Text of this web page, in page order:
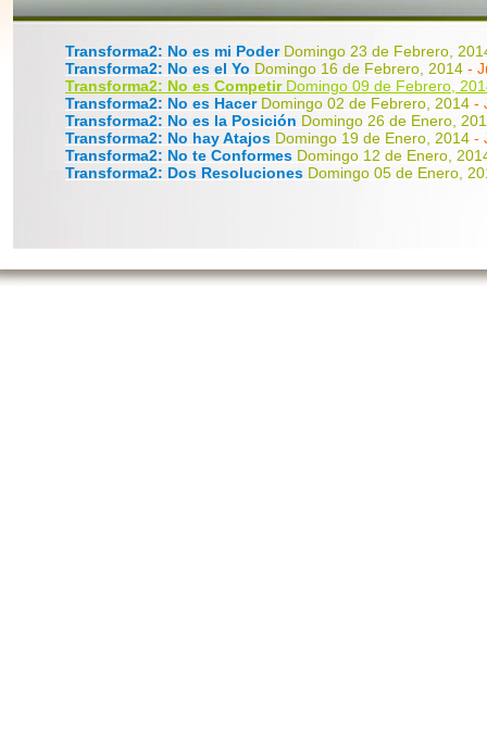
Transforma2: No es mi Poder Domingo 23 de Febrero,
Transforma2: No es el Yo Domingo 16 de Febrero, 2014 -
Transforma2: No es Competir Domingo 09 de Febrero,
Transforma2: No es Hacer Domingo 02 de Febrero, 2014 -
Transforma2: No es la Posición Domingo 26 de Enero,
Transforma2: No hay Atajos Domingo 19 de Enero, 2014 -
Transforma2: No te Conformes Domingo 12 de Enero,
Transforma2: Dos Resoluciones Domingo 05 de Enero,